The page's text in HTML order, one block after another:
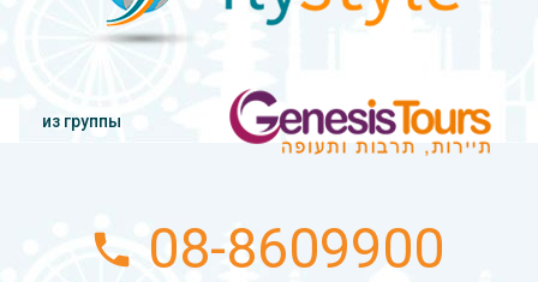
из группы
08-8609900